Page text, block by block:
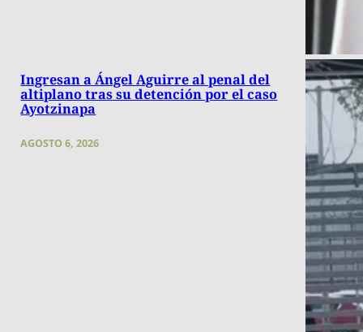
Ingresan a Ángel Aguirre al penal del
altiplano tras su detención por el caso
Ayotzinapa
AGOSTO 6, 2026